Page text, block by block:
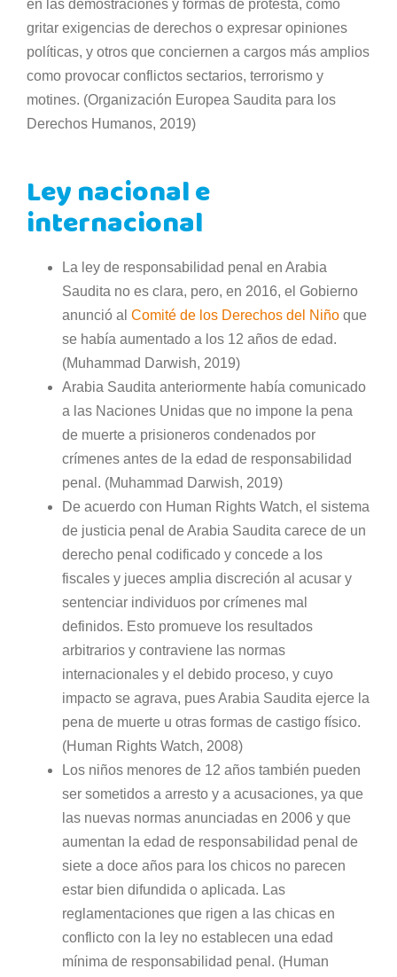
en las demostraciones y formas de protesta, como
gritar exigencias de derechos o expresar opiniones
políticas, y otros que conciernen a cargos más amplios
como provocar conflictos sectarios, terrorismo y
motines. (Organización Europea Saudita para los
Derechos Humanos, 2019)
Ley nacional e
internacional
La ley de responsabilidad penal en Arabia
Saudita no es clara, pero, en 2016, el Gobierno
anunció al Comité de los Derechos del Niño que
se había aumentado a los 12 años de edad.
(Muhammad Darwish, 2019)
Arabia Saudita anteriormente había comunicado
a las Naciones Unidas que no impone la pena
de muerte a prisioneros condenados por
crímenes antes de la edad de responsabilidad
penal. (Muhammad Darwish, 2019)
De acuerdo con Human Rights Watch, el sistema
de justicia penal de Arabia Saudita carece de un
derecho penal codificado y concede a los
fiscales y jueces amplia discreción al acusar y
sentenciar individuos por crímenes mal
definidos. Esto promueve los resultados
arbitrarios y contraviene las normas
internacionales y el debido proceso, y cuyo
impacto se agrava, pues Arabia Saudita ejerce la
pena de muerte u otras formas de castigo físico.
(Human Rights Watch, 2008)
Los niños menores de 12 años también pueden
ser sometidos a arresto y a acusaciones, ya que
las nuevas normas anunciadas en 2006 y que
aumentan la edad de responsabilidad penal de
siete a doce años para los chicos no parecen
estar bien difundida o aplicada. Las
reglamentaciones que rigen a las chicas en
conflicto con la ley no establecen una edad
mínima de responsabilidad penal. (Human